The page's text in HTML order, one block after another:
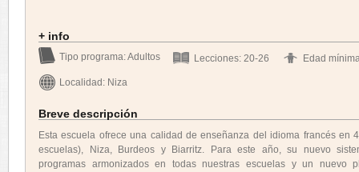
+ info
Tipo programa: Adultos Lecciones: 20-26 Edad
Localidad: Niza
Breve descripción
Esta escuela ofrece una calidad de enseñanza del idioma francés en
escuelas), Niza, Burdeos y Biarritz. Para este año, su nuevo
programas armonizados en todas nuestras escuelas y un nuevo